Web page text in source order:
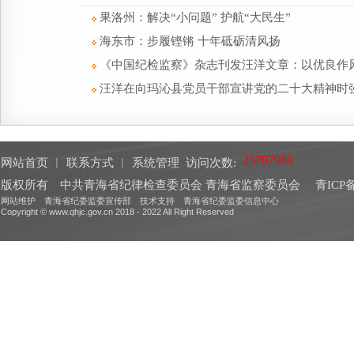
果洛州：解决“小问题” 护航“大民生”
海东市：步履铿锵 十年砥砺清风扬
《中国纪检监察》杂志刊发汪洋文章：以优良
汪洋在向玛沁县党员干部宣讲党的二十大精神
网站首页 联系方式 系统管理 访问次数:
版权所有 中共青海省纪律检查委员会 青海省监察委员会
青ICP
网站维护 青海省纪委监委宣传部 技术支持 青海省纪委监委信息中心
Copyright © www.qhjc.gov.cn 2018 - 2022 All Right Reserved